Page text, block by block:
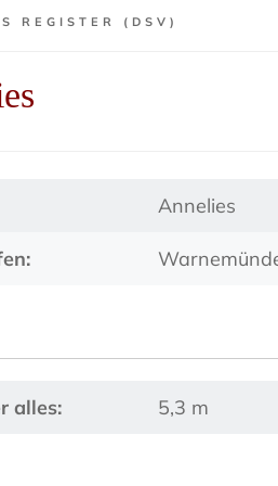
REGISTER (DSV)
Annelies
alles: 5,3 m